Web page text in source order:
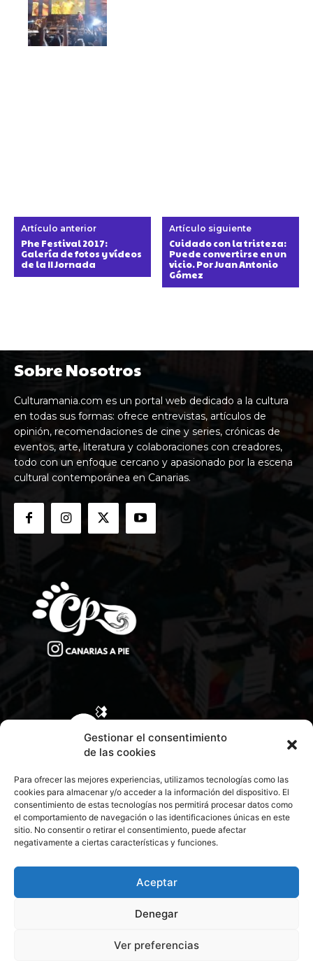
Gestionar el consentimiento
de las cookies
Para ofrecer las mejores experiencias, utilizamos tecnologías como las
cookies para almacenar y/o acceder a la información del dispositivo. El
consentimiento de estas tecnologías nos permitirá procesar datos como
el comportamiento de navegación o las identificaciones únicas en este
sitio. No consentir o retirar el consentimiento, puede afectar
negativamente a ciertas características y funciones.
Aceptar
Denegar
Ver preferencias
Artículo anterior
Phe Festival 2017:
Galería de fotos y vídeos
de la II Jornada
Artículo siguiente
Cuidado con la tristeza:
Puede convertirse en un
vicio. Por Juan Antonio
Gómez
Sobre Nosotros
Culturamania.com es un portal web dedicado a la cultura
en todas sus formas: ofrece entrevistas, artículos de
opinión, recomendaciones de cine y series, crónicas de
eventos, arte, literatura y colaboraciones con creadores,
todo con un enfoque cercano y apasionado por la escena
cultural contemporánea en Canarias.
CONTACTA CON NOSOTROS